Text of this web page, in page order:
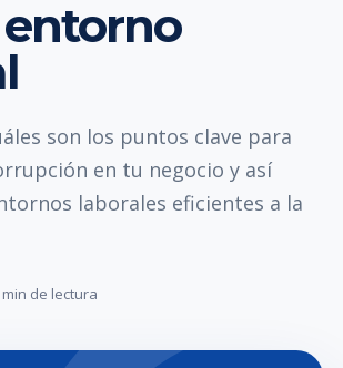
son los puntos clave para
en tu negocio y así
laborales eficientes a la
min de lectura